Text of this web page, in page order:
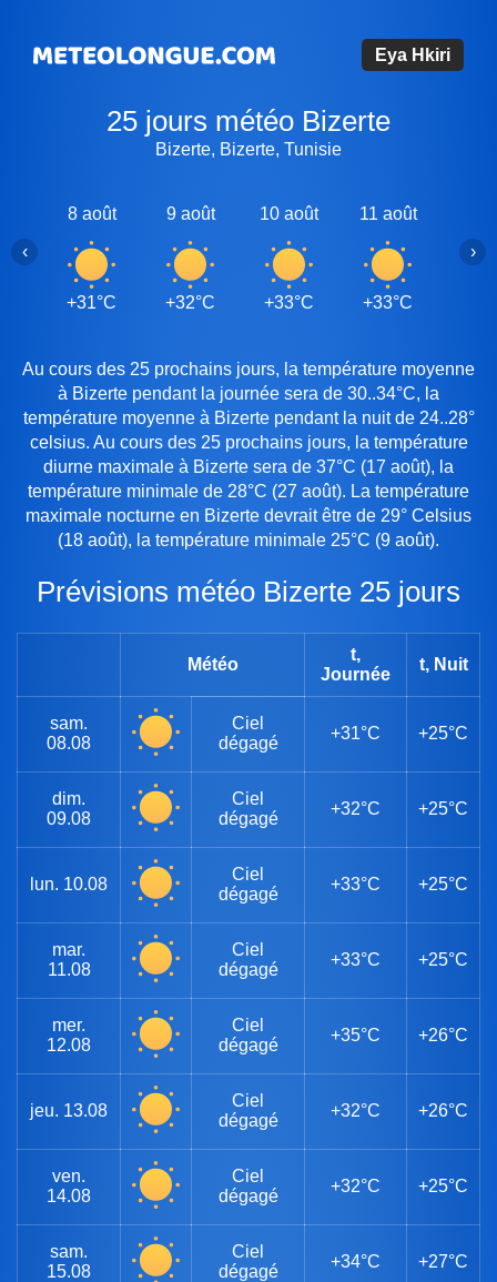
Eya Hkiri
25 jours météo Bizerte
Bizerte, Bizerte, Tunisie
8 août
+31°C
9 août
+32°C
10 août
+33°C
11 août
+33°C
‹ ›
Au cours des 25 prochains jours, la température moyenne
à Bizerte pendant la journée sera de 30..34°C, la
température moyenne à Bizerte pendant la nuit de 24..28°
celsius. Au cours des 25 prochains jours, la température
diurne maximale à Bizerte sera de 37°C (17 août), la
température minimale de 28°C (27 août). La température
maximale nocturne en Bizerte devrait être de 29° Celsius
(18 août), la température minimale 25°C (9 août).
Prévisions météo Bizerte 25 jours
Météo
t,
Journée
t, Nuit
sam.
08.08
Ciel
dégagé
+31°C +25°C
dim.
09.08
Ciel
dégagé
+32°C +25°C
lun. 10.08
Ciel
dégagé
+33°C +25°C
mar.
11.08
Ciel
dégagé
+33°C +25°C
mer.
12.08
Ciel
dégagé
+35°C +26°C
jeu. 13.08
Ciel
dégagé
+32°C +26°C
ven.
14.08
Ciel
dégagé
+32°C +25°C
sam.
15.08
Ciel
dégagé
+34°C +27°C